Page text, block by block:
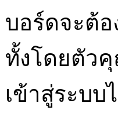
บอร์ดจะต้
ทั้งโดยตัวคุ
เข้าสู่ระบ